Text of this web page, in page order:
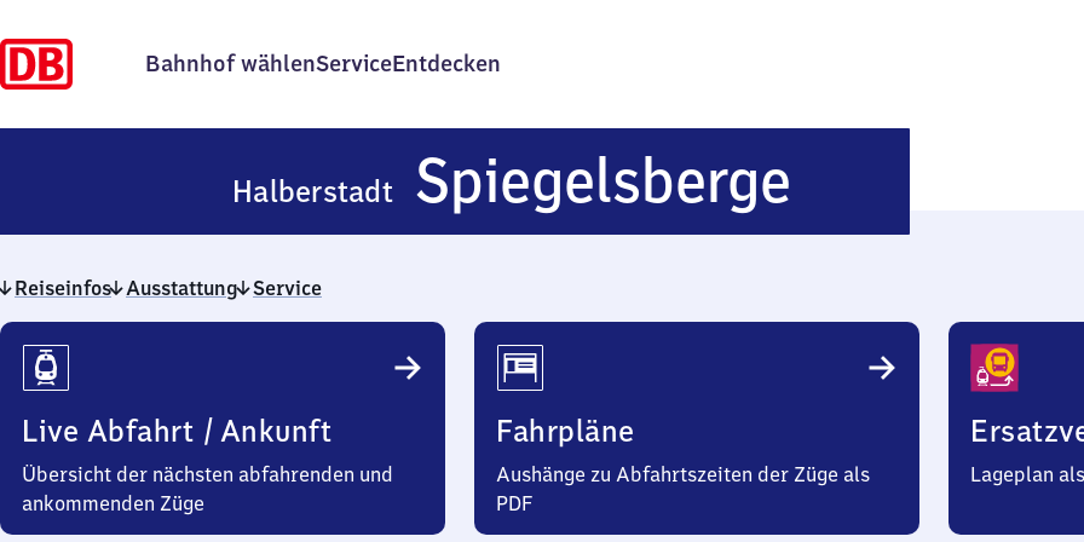
Bahnhof wählenServiceEntdecken
Halberstadt Spiegelsberge
Reiseinfos Ausstattung Service
Reiseinfos
Live Abfahrt / Ankunft
Übersicht der nächsten abfahrenden und
ankommenden Züge
Fahrpläne
Aushänge zu Abfahrtszeiten der Züge als
PDF
Lageplan